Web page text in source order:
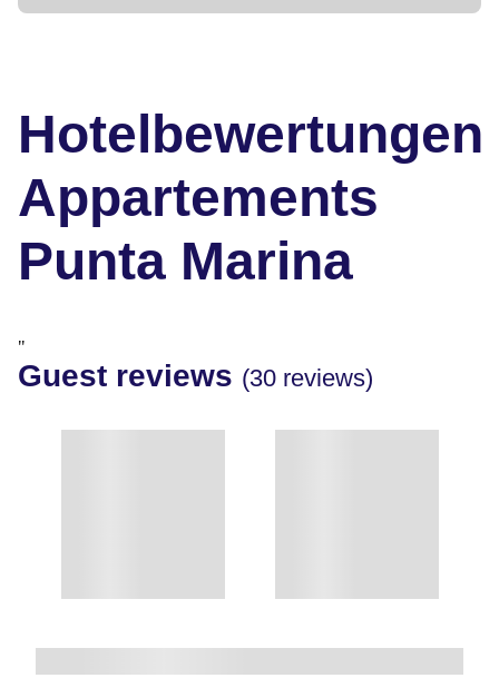
Hotelbewertungen
Appartements
Punta Marina
"
Guest reviews (30 reviews)